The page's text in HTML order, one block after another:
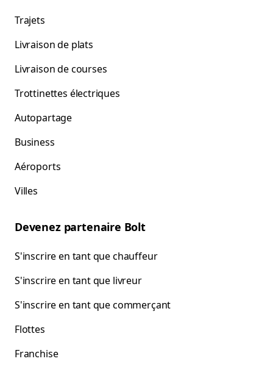
Trajets
Livraison de plats
Livraison de courses
Trottinettes électriques
Autopartage
Business
Aéroports
Villes
Devenez partenaire Bolt
S'inscrire en tant que chauffeur
S'inscrire en tant que livreur
S'inscrire en tant que commerçant
Flottes
Franchise